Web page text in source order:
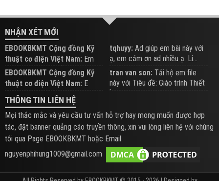
NHẬN XÉT MỚI
EBOOKBKMT Cộng đồng Kỹ
thuật cơ điện Việt Nam: Em
đăng trên Group hỗ trợ nhé
tqhuyy: Ad giúp em bài này với
ạ, em cảm ơn ad nhiều ạ. Li...
EBOOKBKMT Cộng đồng Kỹ
thuật cơ điện Việt Nam: E
xem hỗ trợ trên Group
tran van son: Tải hộ em file
này với Tiêu đề: Giáo trình Thiết
b...
THÔNG TIN LIÊN HỆ
Mọi thắc mắc và yêu cầu tư vấn hỗ trợ hay mong muốn được hợp
tác, đặt banner quảng cáo truyền thông, xin vui lòng liên hệ với chúng
tôi qua Page EBOOKBKMT hoặc Email
nguyenphihung1009@gmail.com